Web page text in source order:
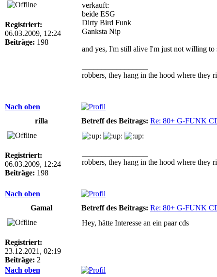
Registriert:
06.03.2009, 12:24
Beiträge: 198
verkauft:
beide ESG
Dirty Bird Funk
Ganksta Nip
and yes, I'm still alive I'm just not willing to
robbers, they hang in the hood where they
Nach oben
rilla
Betreff des Beitrags: Re: 80+ G-FUNK
Registriert:
06.03.2009, 12:24
Beiträge: 198
robbers, they hang in the hood where they
Nach oben
Gamal
Betreff des Beitrags: Re: 80+ G-FUNK
Registriert:
23.12.2021, 02:19
Beiträge: 2
Hey, hätte Interesse an ein paar cds
Nach oben